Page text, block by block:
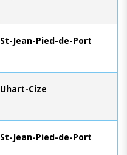
St-Jean-Pied-de-Port
Uhart-Cize
St-Jean-Pied-de-Port